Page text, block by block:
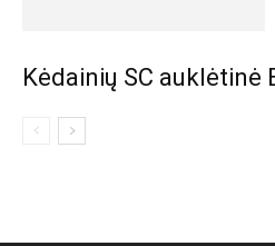
Kėdainių SC